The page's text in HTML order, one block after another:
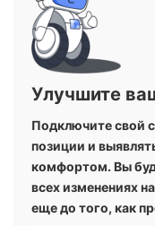
Улучшите
Подключите свой
позиции и
комфортом. Вы
всех изменениях
еще до того, как